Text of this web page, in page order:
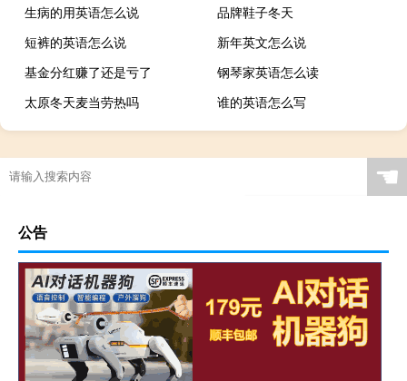
生病的用英语怎么说
品牌鞋子冬天
短裤的英语怎么说
新年英文怎么说
基金分红赚了还是亏了
钢琴家英语怎么读
太原冬天麦当劳热吗
谁的英语怎么写
☚
公告